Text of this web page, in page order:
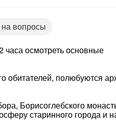
вопросы
часа осмотреть основные
обитателей, полюбуются
Борисоглебского
старинного города и